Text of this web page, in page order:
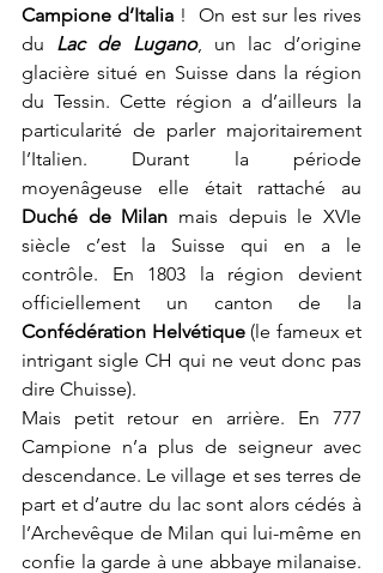
Campione d’Italia !  On est sur les rives
du Lac de Lugano, un lac d’origine
glacière situé en Suisse dans la région
du Tessin. Cette région a d’ailleurs la
particularité de parler majoritairement
l’Italien. Durant la période
Duché de Milan mais depuis le XVIe
siècle c’est la Suisse qui en a le
contrôle. En 1803 la région devient
Confédération Helvétique (le fameux et
intrigant sigle CH qui ne veut donc pas
dire Chuisse).
Mais petit retour en arrière. En 777
Campione n’a plus de seigneur avec
descendance. Le village et ses terres de
part et d’autre du lac sont alors cédés à
l’Archevêque de Milan qui lui-même en
confie la garde à une abbaye milanaise.